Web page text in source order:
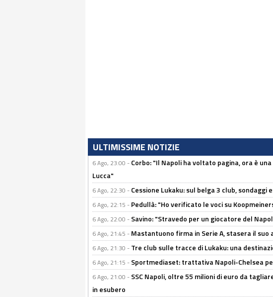
ULTIMISSIME NOTIZIE
6 Ago, 23:00 - Corbo: "Il Napoli ha voltato pagina, ora è
Lucca"
6 Ago, 22:30 - Cessione Lukaku: sul belga 3 club, sondaggi
6 Ago, 22:15 - Pedullà: "Ho verificato le voci su
6 Ago, 22:00 - Savino: "Stravedo per un giocatore del
6 Ago, 21:45 - Mastantuono firma in Serie A, stasera il suo
6 Ago, 21:30 - Tre club sulle tracce di Lukaku: una
6 Ago, 21:15 - Sportmediaset: trattativa Napoli-Chelsea
6 Ago, 21:00 - SSC Napoli, oltre 55 milioni di euro da
in esubero